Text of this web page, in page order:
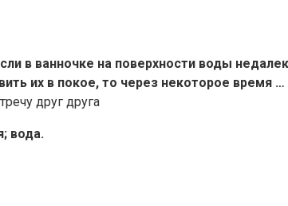
в ванночке на поверхности воды
их в покое, то через некоторое время …
друг друга
вода.